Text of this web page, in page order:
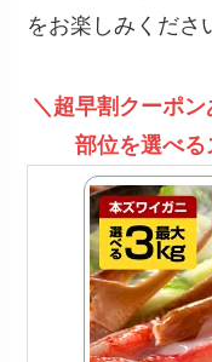
をお楽しみくださ
＼超早割クーポ
部位を選べ